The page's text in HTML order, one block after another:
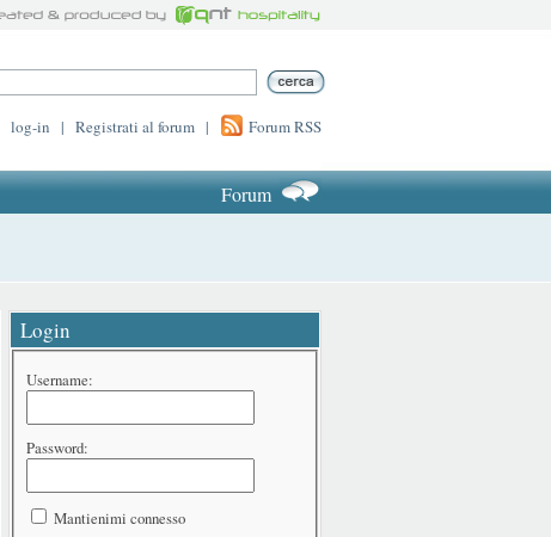
log-in | Registrati al forum | Forum RSS
Forum
Login
Username:
Password:
Mantienimi connesso